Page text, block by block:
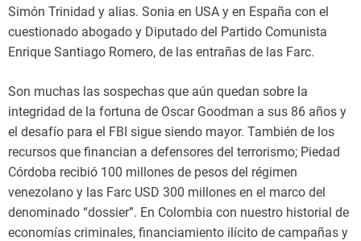
Simón Trinidad y alias. Sonia en USA y en España con el
cuestionado abogado y Diputado del Partido Comunista
Enrique Santiago Romero, de las entrañas de las Farc.
Son muchas las sospechas que aún quedan sobre la
integridad de la fortuna de Oscar Goodman a sus 86 años y
el desafío para el FBI sigue siendo mayor. También de los
recursos que financian a defensores del terrorismo; Piedad
Córdoba recibió 100 millones de pesos del régimen
venezolano y las Farc USD 300 millones en el marco del
denominado “dossier”. En Colombia con nuestro historial de
economías criminales, financiamiento ilícito de campañas y